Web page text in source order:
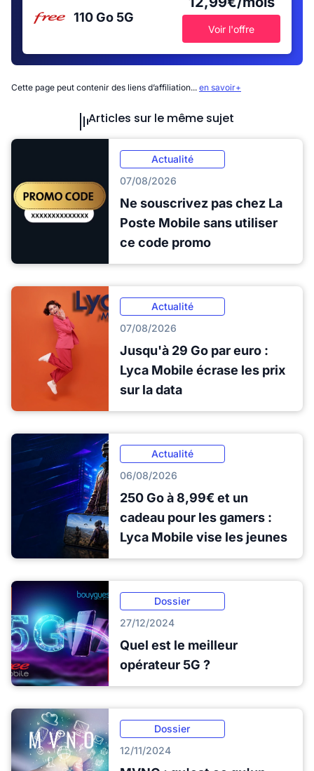
110 Go 5G
Voir l'offre
Cette page peut contenir des liens d’affiliation... en savoir+
Articles sur le même sujet
Actualité
07/08/2026
Ne souscrivez pas chez La
Poste Mobile sans utiliser
ce code promo
Actualité
07/08/2026
Jusqu'à 29 Go par euro :
Lyca Mobile écrase les prix
sur la data
Actualité
06/08/2026
250 Go à 8,99€ et un
cadeau pour les gamers :
Lyca Mobile vise les jeunes
Dossier
27/12/2024
Quel est le meilleur
opérateur 5G ?
Dossier
12/11/2024